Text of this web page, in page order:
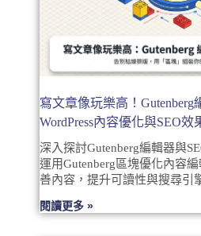
寫文章像玩樂高！Gutenberg
WordPress內容優化與SEO效
深入探討Gutenberg編輯器與
運用Gutenberg區塊優化內容
善內容，提升可讀性與搜尋引
閱讀更多 »